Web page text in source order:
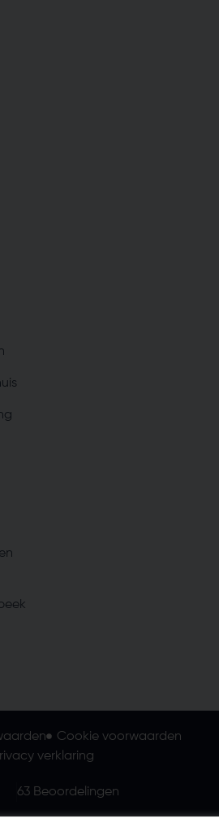
Cookie voorwaarden
verklaring
63 Beoordelingen